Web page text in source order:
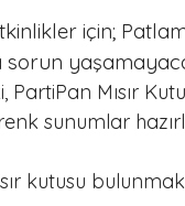
için;
sorun
Mısır
sunumlar
kutusu